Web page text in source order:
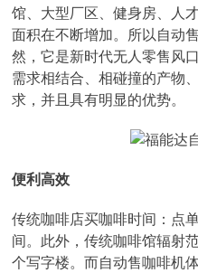
馆、大型厂区、健身房、人
面积在不断增加。所以自动
然，它是新时代无人零售风
需求相结合、相碰撞的产物
求，并且具有明显的优势。
便利高效
传统咖啡店买咖啡时间：点
间。此外，传统咖啡馆辐射
个写字楼。而自动售咖啡机